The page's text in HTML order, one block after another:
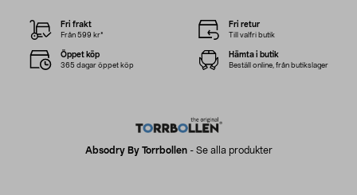
Absodry By Torrbollen- Se alla produkter
Fri frakt
Från 599 kr*
Fri retur
Till valfri butik
Öppet köp
365 dagar öppet köp
Hämta i butik
Beställ online, från butikslager